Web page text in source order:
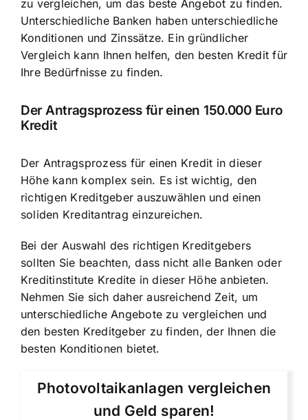
zu vergleichen, um das beste Angebot zu finden.
Unterschiedliche Banken haben unterschiedliche
Konditionen und Zinssätze. Ein gründlicher
Vergleich kann Ihnen helfen, den besten Kredit für
Ihre Bedürfnisse zu finden.
Der Antragsprozess für einen 150.000 Euro
Kredit
Der Antragsprozess für einen Kredit in dieser
Höhe kann komplex sein. Es ist wichtig, den
richtigen Kreditgeber auszuwählen und einen
soliden Kreditantrag einzureichen.
Bei der Auswahl des richtigen Kreditgebers
sollten Sie beachten, dass nicht alle Banken oder
Kreditinstitute Kredite in dieser Höhe anbieten.
Nehmen Sie sich daher ausreichend Zeit, um
unterschiedliche Angebote zu vergleichen und
den besten Kreditgeber zu finden, der Ihnen die
besten Konditionen bietet.
Photovoltaikanlagen vergleichen
und Geld sparen!